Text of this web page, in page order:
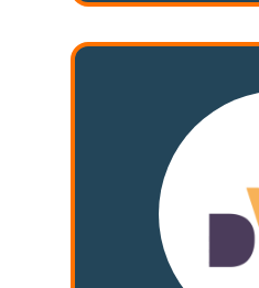
vakanties,
shows,
eenzelfde
community.
teams waar we
het